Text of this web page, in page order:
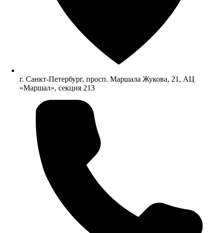
г. Санкт-Петербург, просп. Маршала Жукова, 21, АЦ
«Маршал», секция 213